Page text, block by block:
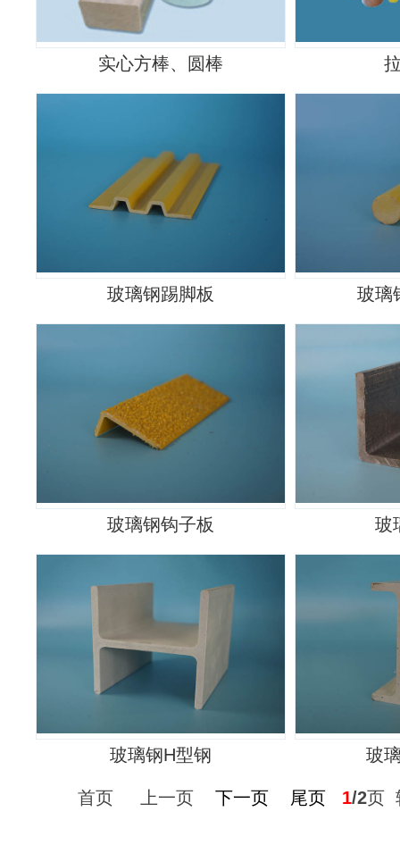
实心方棒、圆棒
玻璃钢踢脚板 玻璃
玻璃钢钩子板 玻
玻璃钢H型钢 玻
首页 上一页 下一页 尾页 1/2页